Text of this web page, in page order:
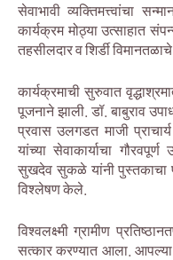
सेवाभावी व्यक्तिमत्त्वांचा
कार्यक्रम मोठ्या उत्साहात
तहसीलदार व शिर्डी
कार्यक्रमाची सुरुवात
पूजनाने झाली. डॉ. बाबुराव
प्रवास उलगडत माजी
यांच्या सेवाकार्याचा
सुखदेव सुकळे यांनी पुस्तकाचा
विश्लेषण केले.
विश्वलक्ष्मी ग्रामीण
सत्कार करण्यात आला. आपल्या